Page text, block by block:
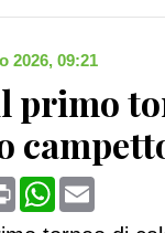
2026, 09:21
primo
Print WhatsApp